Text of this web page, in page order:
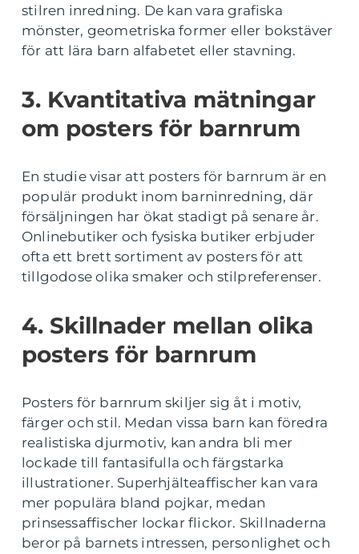
stilren inredning. De kan vara grafiska
mönster, geometriska former eller bokstäver
för att lära barn alfabetet eller stavning.
3. Kvantitativa mätningar
om posters för barnrum
En studie visar att posters för barnrum är en
populär produkt inom barninredning, där
försäljningen har ökat stadigt på senare år.
Onlinebutiker och fysiska butiker erbjuder
ofta ett brett sortiment av posters för att
tillgodose olika smaker och stilpreferenser.
4. Skillnader mellan olika
posters för barnrum
Posters för barnrum skiljer sig åt i motiv,
färger och stil. Medan vissa barn kan föredra
realistiska djurmotiv, kan andra bli mer
lockade till fantasifulla och färgstarka
illustrationer. Superhjälteaffischer kan vara
mer populära bland pojkar, medan
prinsessaffischer lockar flickor. Skillnaderna
beror på barnets intressen, personlighet och